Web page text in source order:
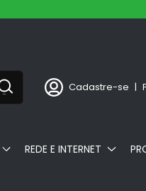
Cadastre-se |
REDE E INTERNET